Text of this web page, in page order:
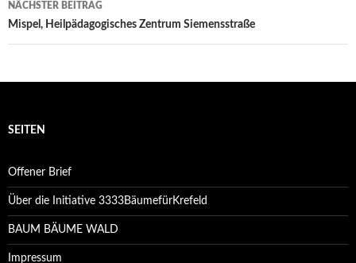
NÄCHSTER BEITRAG
Mispel, Heilpädagogisches Zentrum Siemensstraße
SEITEN
Offener Brief
Über die Initiative 3333BäumefürKrefeld
BAUM BÄUME WALD
Impressum